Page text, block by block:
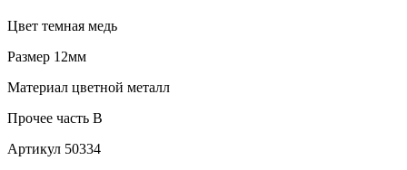
Цвет темная медь
Размер 12мм
Материал цветной металл
Прочее часть B
Артикул 50334